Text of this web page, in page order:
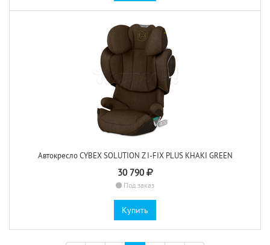
Автокресло CYBEX SOLUTION Z I-FIX PLUS KHAKI GREEN
30 790
Под заказ
Купить